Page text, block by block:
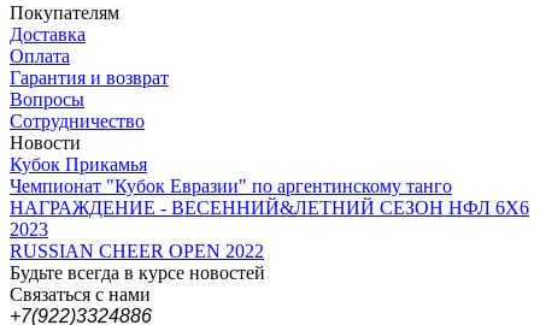
Покупателям
Доставка
Оплата
Гарантия и возврат
Вопросы
Сотрудничество
Новости
Кубок Прикамья
Чемпионат "Кубок Евразии" по аргентинскому танго
НАГРАЖДЕНИЕ - ВЕСЕННИЙ&ЛЕТНИЙ СЕЗОН НФЛ 6Х6
2023
RUSSIAN CHEER OPEN 2022
Будьте всегда в курсе новостей
Связаться с нами
+7(922)3324886